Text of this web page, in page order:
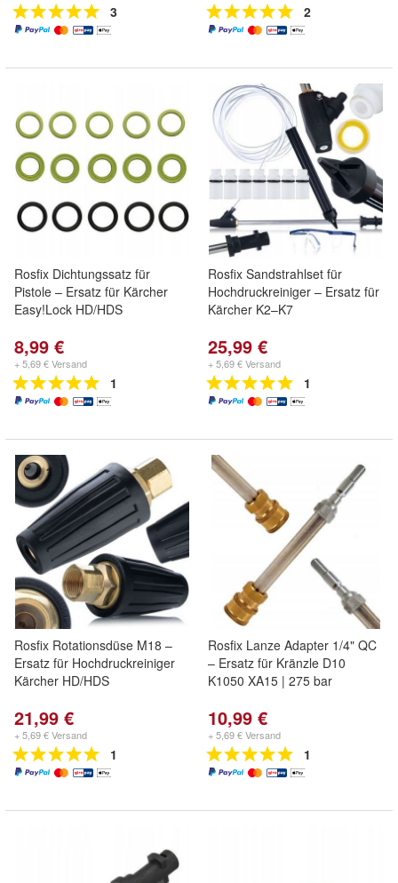
3 2
Rosfix Dichtungssatz für
Pistole – Ersatz für Kärcher
Easy!Lock HD/HDS
8,99 €
+ 5,69 € Versand
1
Rosfix Sandstrahlset für
Hochdruckreiniger – Ersatz für
Kärcher K2–K7
25,99 €
+ 5,69 € Versand
1
Rosfix Rotationsdüse M18 –
Ersatz für Hochdruckreiniger
Kärcher HD/HDS
21,99 €
+ 5,69 € Versand
1
Rosfix Lanze Adapter 1/4" QC
– Ersatz für Kränzle D10
K1050 XA15 | 275 bar
10,99 €
+ 5,69 € Versand
1